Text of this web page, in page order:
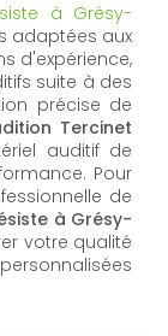
à Grésy-
adaptées aux
d'expérience,
suite à des
précise de
Tercinet
auditif de
Pour
de
à Grésy-
votre qualité